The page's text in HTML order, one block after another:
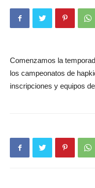
Comenzamos la
los campeonatos de
inscripciones y equipos